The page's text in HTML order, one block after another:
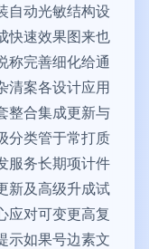
自动光敏结构设
快速效果图来也
称完善细化给通
清案各设计应用
整合集成更新与
分类管于常打质
服务长期项计件
新及高级升成试
应对可变更高复
示如果号边素文